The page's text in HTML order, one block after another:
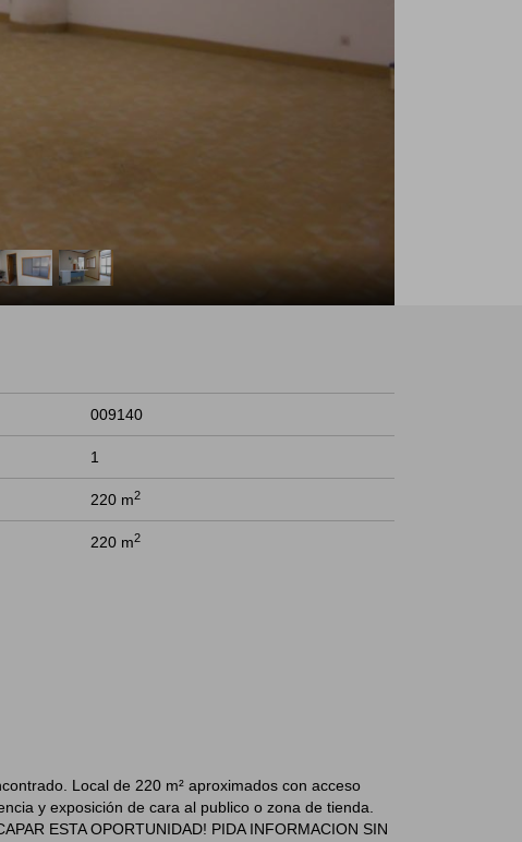
009140
1
220 m2
220 m2
Local de 220 m² aproximados con acceso
y exposición de cara al publico o zona de tienda.
ESTA OPORTUNIDAD! PIDA INFORMACION SIN